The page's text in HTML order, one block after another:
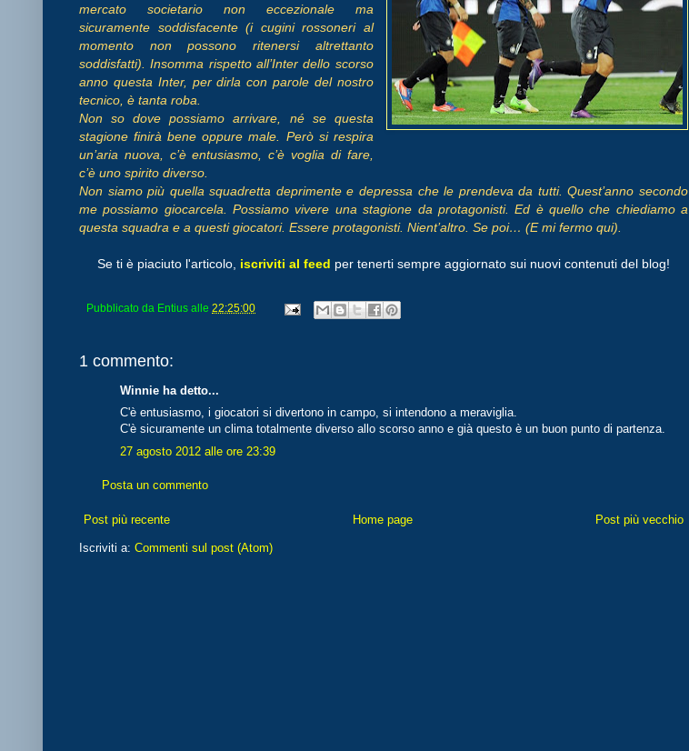
mercato societario non eccezionale ma
sicuramente soddisfacente (i cugini rossoneri al
momento non possono ritenersi altrettanto
soddisfatti). Insomma rispetto all’Inter dello scorso
anno questa Inter, per dirla con parole del nostro
tecnico, è tanta roba.
Non so dove possiamo arrivare, né se questa
stagione finirà bene oppure male. Però si respira
un’aria nuova, c’è entusiasmo, c’è voglia di fare,
c’è uno spirito diverso.
Non siamo più quella squadretta deprimente e depressa che le prendeva da tutti. Quest’anno secondo
me possiamo giocarcela. Possiamo vivere una stagione da protagonisti. Ed è quello che chiediamo a
questa squadra e a questi giocatori. Essere protagonisti. Nient’altro. Se poi… (E mi fermo qui).
Se ti è piaciuto l'articolo, iscriviti al feed per tenerti sempre aggiornato sui nuovi contenuti del blog!
Pubblicato da Entius alle 22:25:00
1 commento:
Winnie ha detto...
C'è entusiasmo, i giocatori si divertono in campo, si intendono a meraviglia.
C'è sicuramente un clima totalmente diverso allo scorso anno e già questo è un buon punto di partenza.
27 agosto 2012 alle ore 23:39
Posta un commento
Post più recente Post più vecchio
Home page
Iscriviti a: Commenti sul post (Atom)